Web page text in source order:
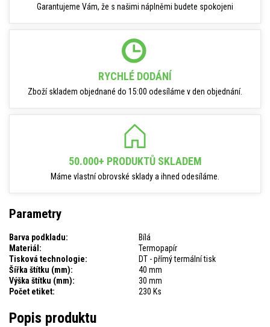
Garantujeme Vám, že s našimi náplněmi budete spokojeni
RYCHLÉ DODÁNÍ
Zboží skladem objednané do 15:00 odesíláme v den objednání.
50.000+ PRODUKTŮ SKLADEM
Máme vlastní obrovské sklady a ihned odesíláme.
Parametry
Barva podkladu:
Bílá
Materiál:
Termopapír
Tisková technologie:
DT - přímý termální tisk
Šířka štítku (mm):
40 mm
Výška štítku (mm):
30 mm
Počet etiket:
230 Ks
Popis produktu